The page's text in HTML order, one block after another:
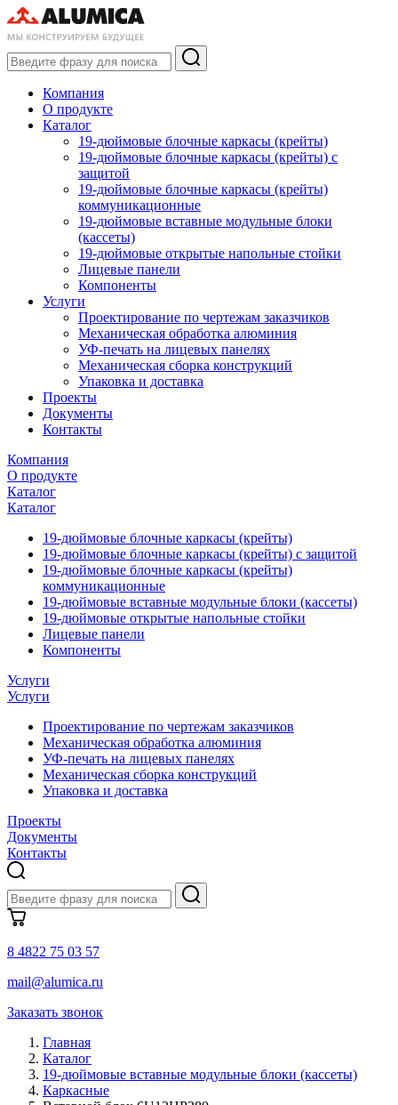
Компания
О продукте
Каталог
19-дюймовые блочные каркасы (крейты)
19-дюймовые блочные каркасы (крейты) с
защитой
19-дюймовые блочные каркасы (крейты)
коммуникационные
19-дюймовые вставные модульные блоки
(кассеты)
19-дюймовые открытые напольные стойки
Лицевые панели
Компоненты
Услуги
Проектирование по чертежам заказчиков
Механическая обработка алюминия
УФ-печать на лицевых панелях
Механическая сборка конструкций
Упаковка и доставка
Проекты
Документы
Контакты
Компания
О продукте
Каталог
Каталог
19-дюймовые блочные каркасы (крейты)
19-дюймовые блочные каркасы (крейты) с защитой
19-дюймовые блочные каркасы (крейты)
коммуникационные
19-дюймовые вставные модульные блоки (кассеты)
19-дюймовые открытые напольные стойки
Лицевые панели
Компоненты
Услуги
Услуги
Проектирование по чертежам заказчиков
Механическая обработка алюминия
УФ-печать на лицевых панелях
Механическая сборка конструкций
Упаковка и доставка
Проекты
Документы
Контакты
8 4822 75 03 57
mail@alumica.ru
Заказать звонок
Главная
Каталог
19-дюймовые вставные модульные блоки (кассеты)
Каркасные